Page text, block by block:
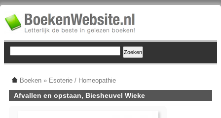
Boeken » Esoterie / Homeopathie
Afvallen en opstaan, Biesheuvel Wieke